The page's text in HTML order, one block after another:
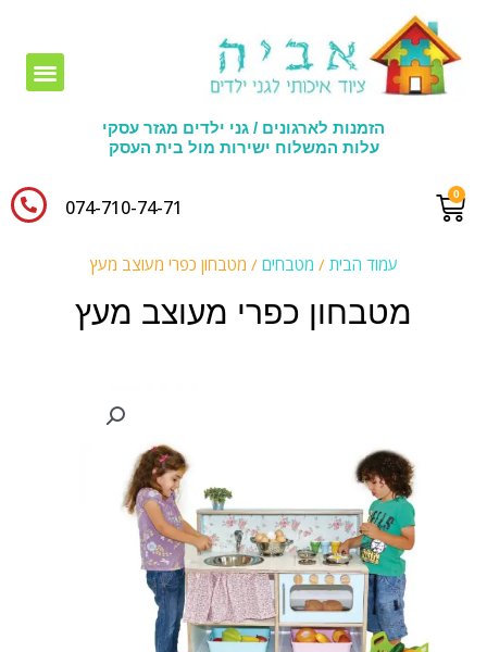
הזמנות לארגונים / גני ילדים מגזר עסקי
עלות המשלוח ישירות מול בית העסק
074-710-74-71​
עמוד הבית / מטבחים / מטבחון כפרי מעוצב מעץ
מטבחון כפרי מעוצב מעץ